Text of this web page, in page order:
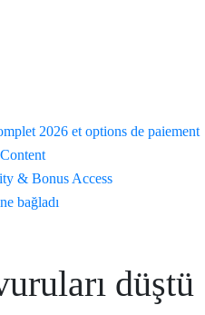
2026 et options de paiement
& Bonus Access
bağladı
düştü